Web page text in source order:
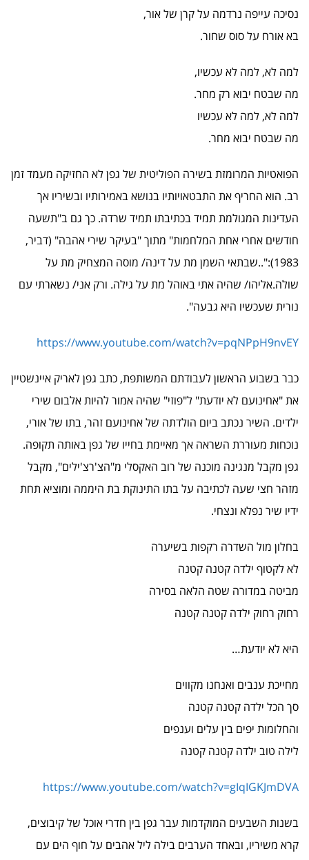
נסיכה עייפה נרדמה על קרן של אור,
בא אורח על סוס שחור.
למה לא, למה לא עכשיו,
מה שבטח יבוא רק מחר.
למה לא, למה לא עכשיו
מה שבטח יבוא מחר.
הפואטיות המרומזת בשירה הפוליטית של גפן לא החזיקה מעמד זמן
רב. הוא החריף את התבטאויותיו בנושא באמירותיו ובשיריו אך
העדינות המגולמת תמיד בכתיבתו תמיד שרדה. כך גם ב"תשעה
חודשים אחרי אחת המלחמות" מתוך "בעיקר שירי אהבה" (דביר,
1983):"..שבתאי השמן מת על דינה/ מוסה המצחיק מת על
שולה.אליהו/ שהיה אתי באוהל מת על גילה. ורק אני/ נשארתי עם
נורית שעכשיו היא גבעה".
https://www.youtube.com/watch?v=pqNPpH9nvEY
כבר בשבוע הראשון לעבודתם המשותפת, כתב גפן לאריק איינשטיין
את "אחינועם לא יודעת" ל"פוזי" שהיה אמור להיות אלבום שירי
ילדים. השיר נכתב ביום הולדתה של אחינועם זהר, בתו של אורי,
נוכחות מעוררת השראה אך מאיימת בחייו של גפן באותה תקופה.
גפן מקבל מנגינה מוכנה של רוב האקסלי מ"הצ'רצ'ילים", מקבל
מזהר חצי שעה לכתיבה על בתו התינוקת בת היממה ומוציא תחת
ידיו שיר נפלא ונצחי.
בחלון מול השדרה רקפות בשיערה
לא לקטוף ילדה קטנה קטנה
מביטה במדורה שטה הלאה בסירה
רחוק רחוק ילדה קטנה קטנה
היא לא יודעת…
מחייכת ענבים ואנחנו מקווים
סך הכל ילדה קטנה קטנה
והחלומות יפים בין עלים וענפים
לילה טוב ילדה קטנה קטנה
https://www.youtube.com/watch?v=gIqIGKJmDVA
בשנות השבעים המוקדמות עבר גפן בין חדרי אוכל של קיבוצים,
קרא משיריו, ובאחד הערבים בילה ליל אהבים על חוף הים עם